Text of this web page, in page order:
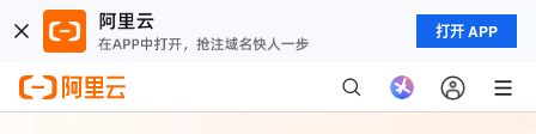
打开 APP